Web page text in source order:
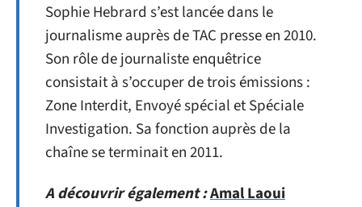
Sophie Hebrard s’est lancée dans le
journalisme auprès de TAC presse en 2010.
Son rôle de journaliste enquêtrice
consistait à s’occuper de trois émissions :
Zone Interdit, Envoyé spécial et Spéciale
Investigation. Sa fonction auprès de la
chaîne se terminait en 2011.
A découvrir également :Amal Laoui